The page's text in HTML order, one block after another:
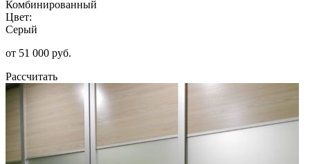
Комбинированный
Цвет:
Серый
от 51 000 руб.
Рассчитать